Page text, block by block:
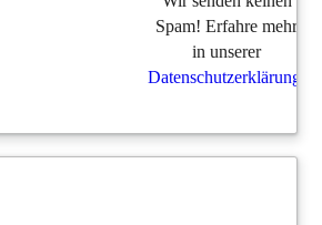
Spam! Erfahre mehr
in unserer
Datenschutzerklärung